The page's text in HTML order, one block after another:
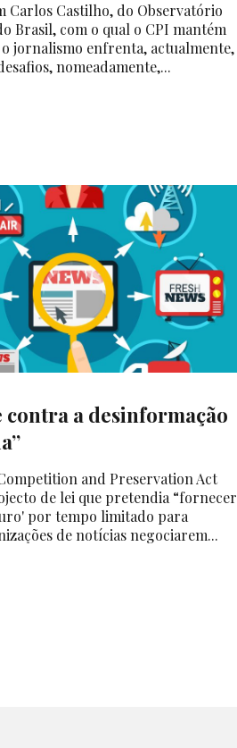
Carlos Castilho, do Observatório
Brasil, com o qual o CPI mantém
jornalismo enfrenta, actualmente,
nomeadamente,...
contra a desinformação
and Preservation Act
de lei que pretendia “fornecer
por tempo limitado para
de notícias negociarem...